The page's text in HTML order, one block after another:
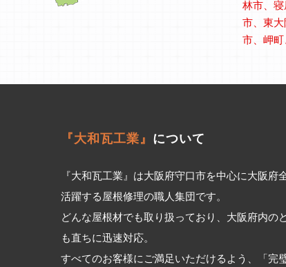
林市、
市、東
市、岬町
『大和瓦工業』 について
『大和瓦工業』は大阪府守口市を中心に大阪府
活躍する屋根修理の職人集団です。
どんな屋根材でも取り扱っており、大阪府内の
も直ちに迅速対応。
すべてのお客様にご満足いただけるよう、「完